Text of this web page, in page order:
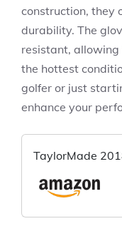
construction, they
durability. The
resistant,
the hottest
golfer or just
enhance your
TaylorMade